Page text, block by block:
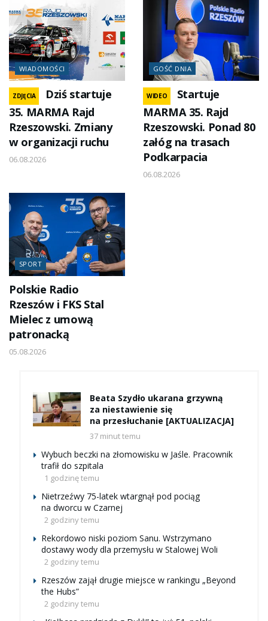
WIADOMOŚCI
ZDJĘCIA
Dziś startuje
35. MARMA Rajd
Rzeszowski. Zmiany
w organizacji ruchu
06.08.2026
GOŚĆ DNIA
WIDEO
Startuje
MARMA 35. Rajd
Rzeszowski. Ponad 80
załóg na trasach
Podkarpacia
06.08.2026
SPORT
Polskie Radio
Rzeszów i FKS Stal
Mielec z umową
patronacką
05.08.2026
Beata Szydło ukarana grzywną
za niestawienie się
na przesłuchanie [AKTUALIZACJA]
37 minut temu
Wybuch beczki na złomowisku w Jaśle. Pracownik
trafił do szpitala
1 godzinę temu
Nietrzeźwy 75-latek wtargnął pod pociąg
na dworcu w Czarnej
2 godziny temu
Rekordowo niski poziom Sanu. Wstrzymano
dostawy wody dla przemysłu w Stalowej Woli
2 godziny temu
Rzeszów zajął drugie miejsce w rankingu „Beyond
the Hubs”
2 godziny temu